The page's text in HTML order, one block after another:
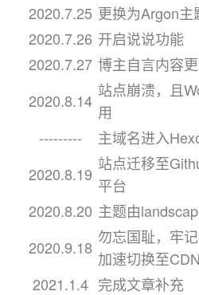
2020.7.25 更换为Argon主
2020.7.26 开启说说功能
2020.7.27 博主自言内容
2020.8.14
站点崩溃，且
用
---------
主域名进入
2020.8.19
站点迁移至
平台
2020.8.20 主题由
2020.9.18
勿忘国耻，牢
加速切换至
2021.1.4 完成文章补充